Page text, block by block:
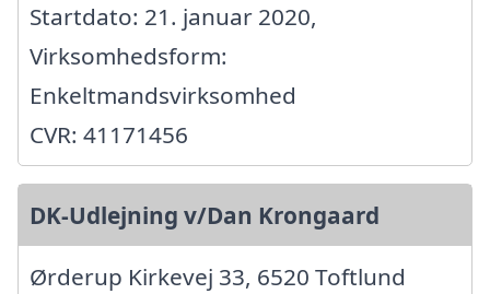
Startdato: 21. januar 2020,
Virksomhedsform:
Enkeltmandsvirksomhed
CVR: 41171456
DK-Udlejning v/Dan Krongaard
Ørderup Kirkevej 33, 6520 Toftlund